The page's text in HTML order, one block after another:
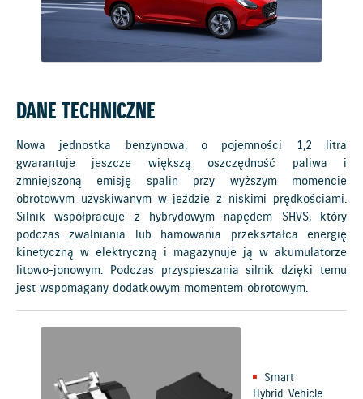
DANE TECHNICZNE
Nowa jednostka benzynowa, o pojemności 1,2 litra
gwarantuje jeszcze większą oszczędność paliwa i
zmniejszoną emisję spalin przy wyższym momencie
obrotowym uzyskiwanym w jeździe z niskimi prędkościami.
Silnik współpracuje z hybrydowym napędem SHVS, który
podczas zwalniania lub hamowania przekształca energię
kinetyczną w elektryczną i magazynuje ją w akumulatorze
litowo-jonowym. Podczas przyspieszania silnik dzięki temu
jest wspomagany dodatkowym momentem obrotowym.
Smart
Hybrid Vehicle